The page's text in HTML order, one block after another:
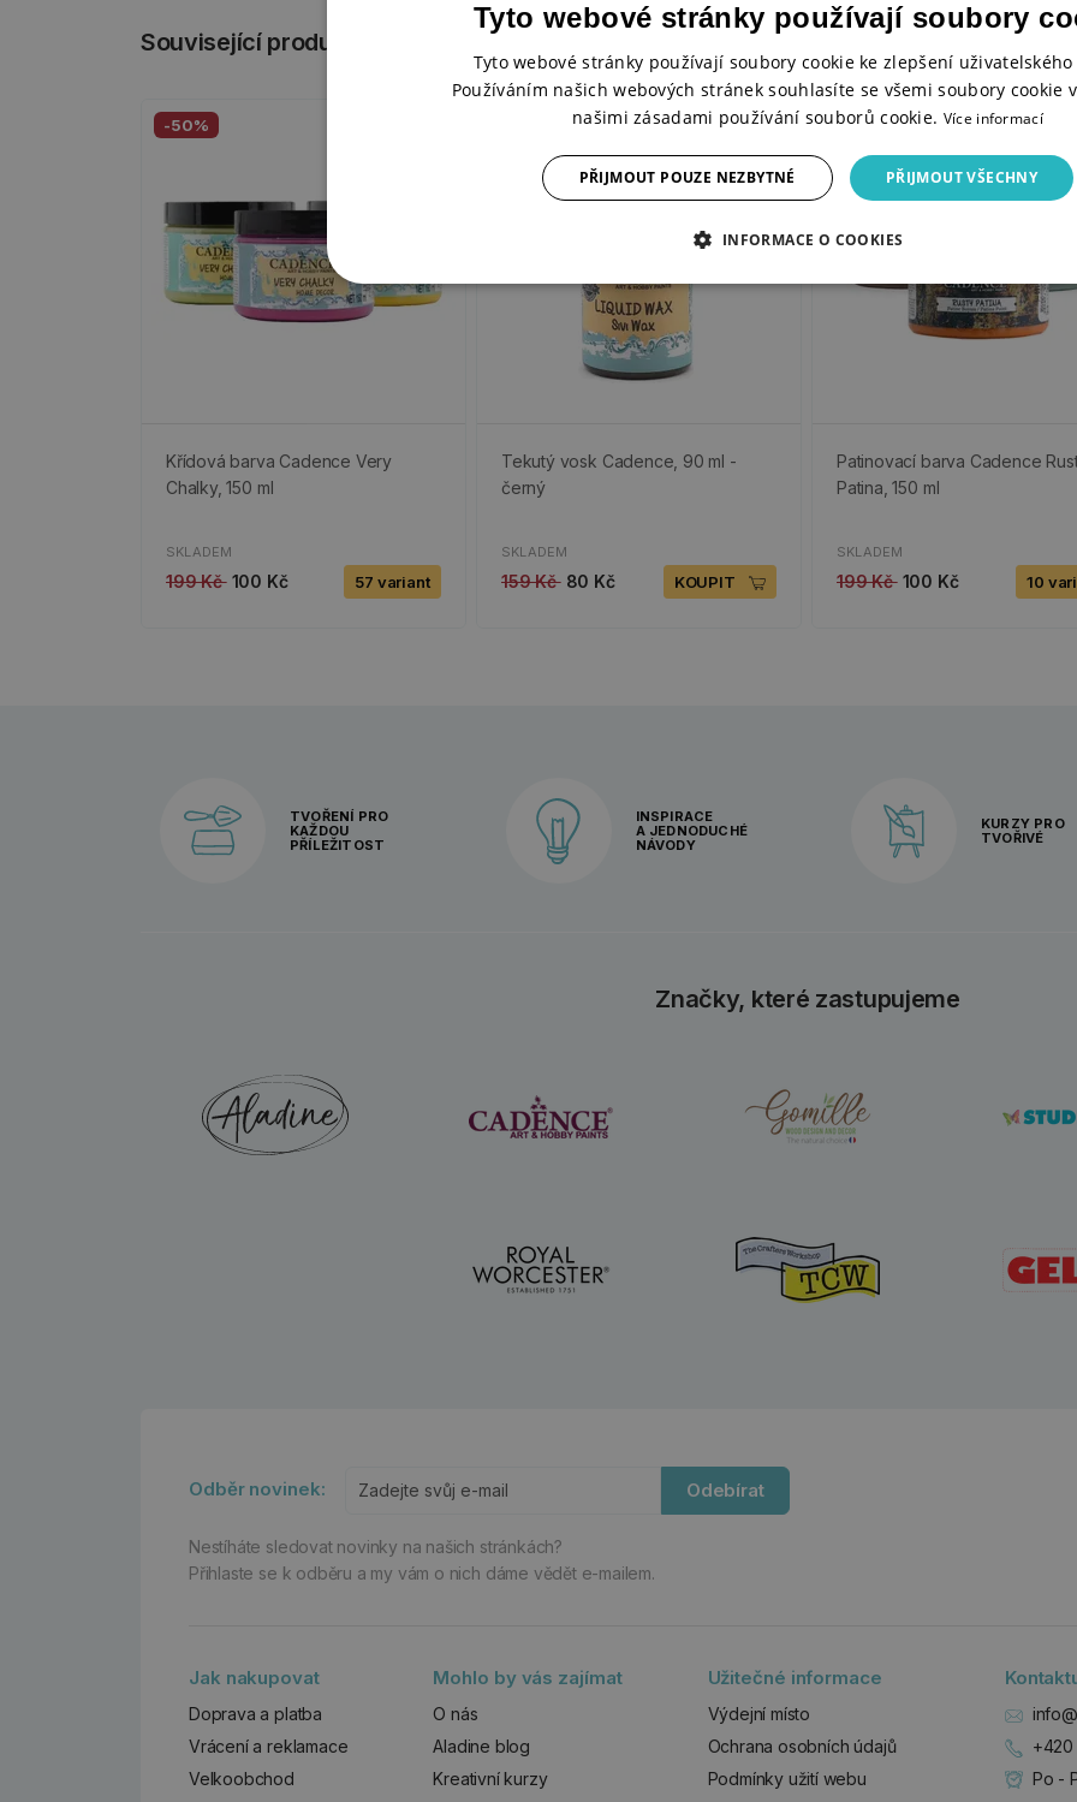
Související produkty
-50%
Křídová barva Cadence Very
Chalky, 150 ml
SKLADEM
199 Kč 100 Kč 57 variant
Poslední kusy
Tekutý vosk Cadence, 90 ml -
černý
SKLADEM
159 Kč 80 Kč KOUPIT
-50%
Patinovací barva Cadence
Patina, 150 ml
SKLADEM
199 Kč 100 Kč 10
TVOŘENÍ PRO
KAŽDOU
PŘÍLEŽITOST
INSPIRACE
A JEDNODUCHÉ
NÁVODY
KURZY PRO
TVOŘIVÉ
Značky, které zastupujeme
Odběr novinek: Odebírat
Nestíháte sledovat novinky na našich stránkách?
Přihlaste se k odběru a my vám o nich dáme vědět e-mailem.
Jak nakupovat
Doprava a platba
Vrácení a reklamace
Velkoobchod
Mohlo by vás zajímat
O nás
Aladine blog
Kreativní kurzy
Užitečné informace
Výdejní místo
Ochrana osobních údajů
Podmínky užití webu
+420
Po -
Tyto webové stránky používají soubory
Tyto webové stránky používají soubory cookie ke zlepšení
Používáním našich webových stránek souhlasíte se všemi soubory cookie
našimi zásadami používání souborů cookie. Více informací
PŘIJMOUT VŠECHNY
PŘIJMOUT POUZE NEZBYTNÉ
INFORMACE O COOKIES